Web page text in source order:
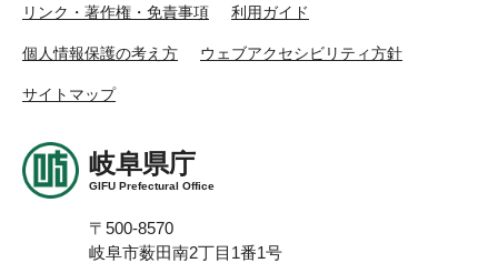
リンク・著作権・免責事項 利用ガイド
個人情報保護の考え方 ウェブアクセシビリティ方針
サイトマップ
岐阜県庁
GIFU Prefectural Office
〒500-8570
岐阜市薮田南2丁目1番1号